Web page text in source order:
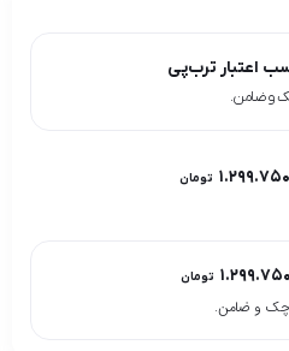
اعتبار ترب‌پی
۱.۲۹۹.۷۵۰ تومان
۱.۲۹۹.۷۵۰ تومان